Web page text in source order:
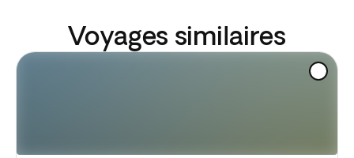
Voyages similaires